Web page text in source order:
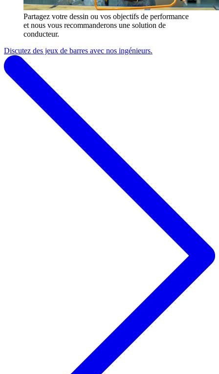
Partagez votre dessin ou vos objectifs de performance
et nous vous recommanderons une solution de
conducteur.
Discutez des jeux de barres avec nos ingénieurs.